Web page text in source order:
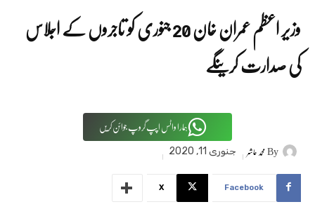
وزیر اعظم عمران خان 20 جنوری کو تاجروں کے اجلاس
کی صدارت کرینگے
ہمارا واٹس اپپ گروپ جوائن کریں
Byمحمد حاشر جنوری 11, 2020
Facebook
X